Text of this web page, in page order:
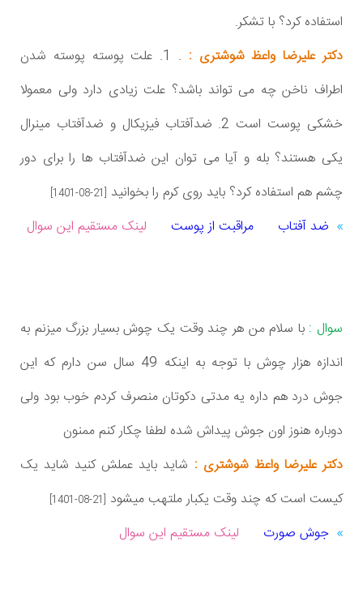
استفاده کرد؟ با تشکر.
دکتر علیرضا واعظ شوشتری :
. 1. علت پوسته پوسته شدن
اطراف ناخن چه می تواند باشد؟ علت زیادی دارد ولی معمولا
خشکی پوست است 2. ضدآفتاب فیزیکال و ضدآفتاب مینرال
یکی هستند؟ بله و آیا می توان این ضدآفتاب ها را برای دور
چشم هم استفاده کرد؟ باید روی کرم را بخوانید [1401-08-21]
ضد آفتاب مراقبت از پوست لینک مستقیم این سوال
سوال :با سلام من هر چند وقت یک چوش بسیار بزرگ میزنم به
اندازه هزار چوش با توجه به اینکه 49 سال سن دارم که این
جوش درد هم داره یه مدتی دکوتان منصرف کردم خوب بود ولی
دوباره هنوز اون جوش پیداش شده لطفا چکار کنم ممنون
دکتر علیرضا واعظ شوشتری : شاید باید عملش کنید شاید یک
کیست است که چند وقت یکبار ملتهب میشود [1401-08-21]
جوش صورت لینک مستقیم این سوال